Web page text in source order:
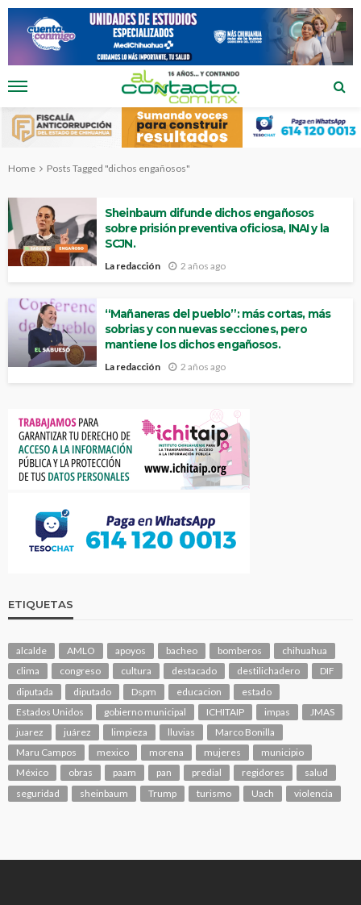
Home Posts Tagged "dichos engañosos"
Sheinbaum difunde dichos engañosos
sobre prisión preventiva oficiosa, INAI y la
SCJN.
La redacción 2 años ago
“Mañaneras del pueblo”: más cortas, más
sobrias y con nuevas secciones, pero
mantiene los dichos engañosos.
La redacción 2 años ago
ETIQUETAS
alcalde AMLO apoyos bacheo bomberos
chihuahua
clima
congreso cultura destacado destilichadero
DIF
diputada
diputado Dspm educacion
estado
Estados Unidos
gobierno municipal ICHITAIP impas
JMAS
juarez
juárez limpieza lluvias
Marco Bonilla
Maru Campos
mexico morena mujeres
municipio
México
obras paam pan predial regidores
salud
seguridad
sheinbaum Trump turismo Uach violencia